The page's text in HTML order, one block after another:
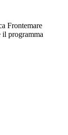
Frontemare
il programma